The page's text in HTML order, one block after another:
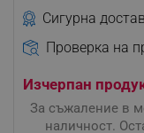
Сигурна
Проверка на
Изчерпан
За съжаление в
наличност.